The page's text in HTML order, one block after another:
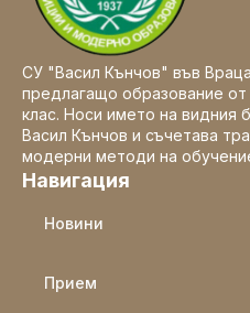
СУ "Васил Кънчов" във
предлагащо образование
клас. Носи името на видния
Васил Кънчов и съчетава
модерни методи на
Навигация
Новини
Прием